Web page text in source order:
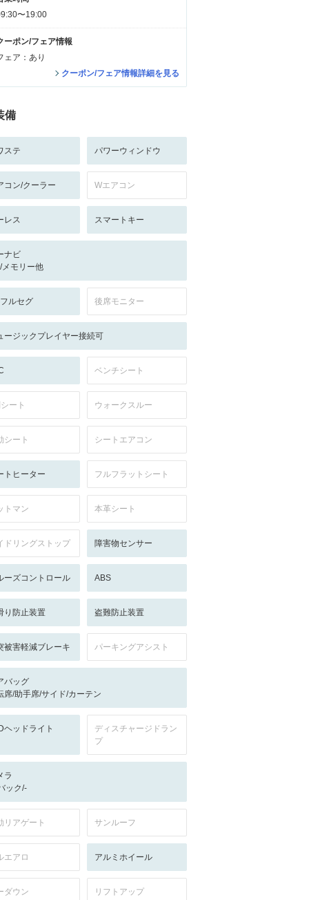
〜19:00
ーポン/フェア情報
ェア：あり
クーポン/フェア情報詳細を見る
備
ステ パワーウィンドウ
コン/クーラー Wエアコン
レス スマートキー
ナビ
メモリー他
ルセグ 後席モニター
ージックプレイヤー接続可
ベンチシート
ート ウォークスルー
シート シートエアコン
トヒーター フルフラットシート
トマン 本革シート
ドリングストップ 障害物センサー
ーズコントロール ABS
り防止装置 盗難防止装置
被害軽減ブレーキ パーキングアシスト
バッグ
席/助手席/サイド/カーテン
ヘッドライト
ディスチャージドラン
プ
ラ
ック/-
リアゲート サンルーフ
エアロ アルミホイール
ダウン リフトアップ